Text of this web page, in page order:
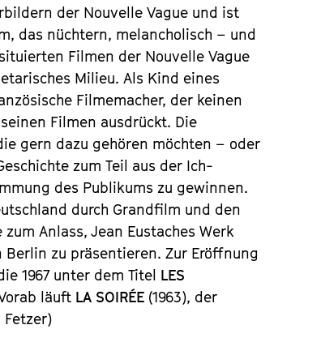
der Nouvelle Vague und ist
das nüchtern, melancholisch – und
Filmen der Nouvelle Vague
Milieu. Als Kind eines
Filmemacher, der keinen
Filmen ausdrückt. Die
gern dazu gehören möchten – oder
zum Teil aus der Ich-
des Publikums zu gewinnen.
durch Grandfilm und den
Anlass, Jean Eustaches Werk
zu präsentieren. Zur Eröffnung
1967 unter dem Titel LES
läuft LA SOIRÉE (1963), der
Fetzer)